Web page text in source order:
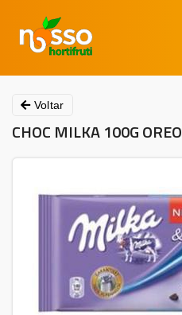
Voltar
CHOC MILKA 100G OREO